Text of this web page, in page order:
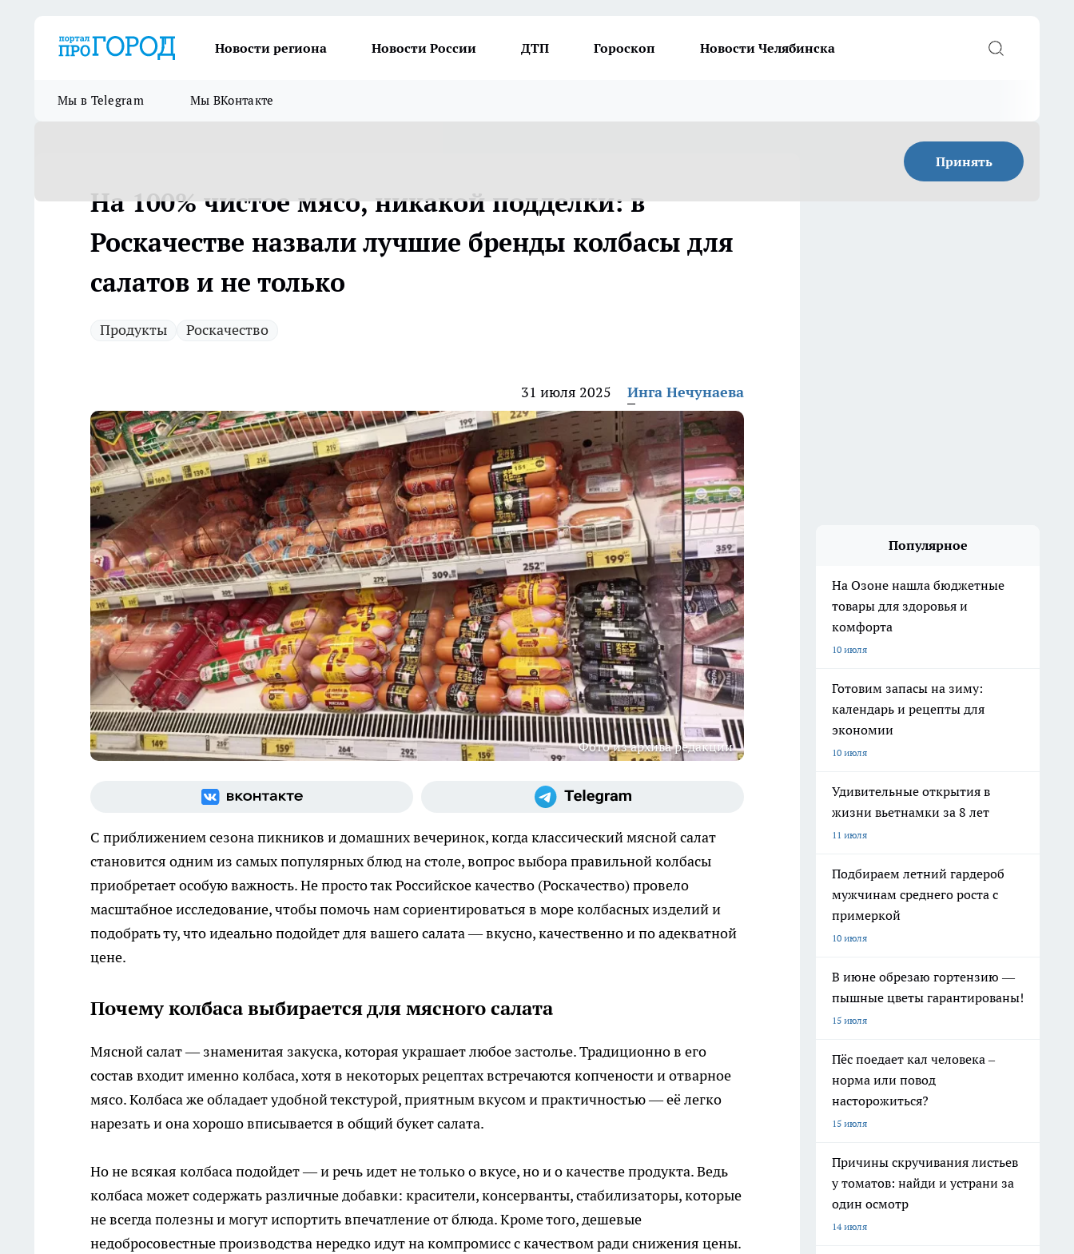
Новости региона Новости России ДТП Гороскоп Новости Челябинска
Мы в Telegram Мы ВКонтакте
Принять
На 100% чистое мясо, никакой подделки: в
Роскачестве назвали лучшие бренды колбасы для
салатов и не только
Продукты Роскачество
31 июля 2025 Инга Нечунаева
Фото из архива редакции
С приближением сезона пикников и домашних вечеринок, когда классический мясной салат
становится одним из самых популярных блюд на столе, вопрос выбора правильной колбасы
приобретает особую важность. Не просто так Российское качество (Роскачество) провело
масштабное исследование, чтобы помочь нам сориентироваться в море колбасных изделий и
подобрать ту, что идеально подойдет для вашего салата — вкусно, качественно и по адекватной
цене.
Почему колбаса выбирается для мясного салата
Мясной салат — знаменитая закуска, которая украшает любое застолье. Традиционно в его
состав входит именно колбаса, хотя в некоторых рецептах встречаются копчености и отварное
мясо. Колбаса же обладает удобной текстурой, приятным вкусом и практичностью — её легко
нарезать и она хорошо вписывается в общий букет салата.
Но не всякая колбаса подойдет — и речь идет не только о вкусе, но и о качестве продукта. Ведь
колбаса может содержать различные добавки: красители, консерванты, стабилизаторы, которые
не всегда полезны и могут испортить впечатление от блюда. Кроме того, дешевые
недобросовестные производства нередко идут на компромисс с качеством ради снижения цены.
Популярное
На Озоне нашла бюджетные
товары для здоровья и
комфорта
10 июля
Готовим запасы на зиму:
календарь и рецепты для
экономии
10 июля
Удивительные открытия в
жизни вьетнамки за 8 лет
11 июля
Подбираем летний гардероб
мужчинам среднего роста с
примеркой
10 июля
В июне обрезаю гортензию —
пышные цветы гарантированы!
15 июля
Пёс поедает кал человека –
норма или повод
насторожиться?
15 июля
Причины скручивания листьев
у томатов: найди и устрани за
один осмотр
14 июля